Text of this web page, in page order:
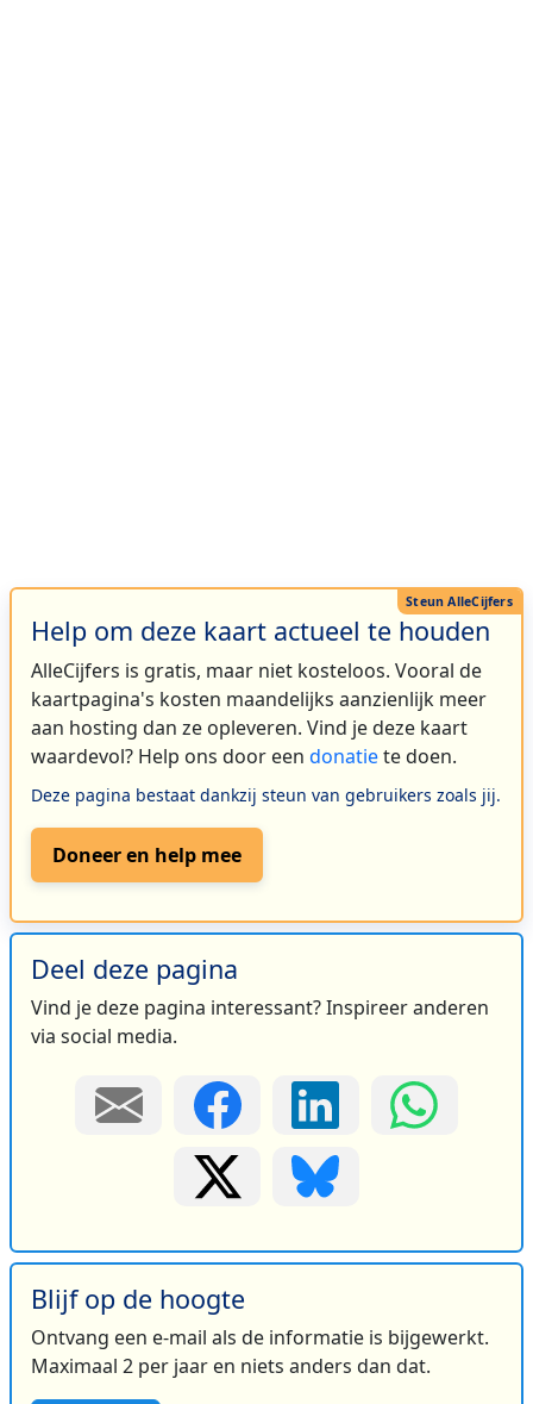
Help om deze kaart actueel te houden
AlleCijfers is gratis, maar niet kosteloos. Vooral de
kaartpagina's kosten maandelijks aanzienlijk meer
aan hosting dan ze opleveren. Vind je deze kaart
waardevol? Help ons door een donatiete doen.
Deze pagina bestaat dankzij steun van gebruikers zoals jij.
Doneer en help mee
Deel deze pagina
Vind je deze pagina interessant? Inspireer anderen
via social media.
Blijf op de hoogte
Ontvang een e-mail als de informatie is bijgewerkt.
Maximaal 2 per jaar en niets anders dan dat.